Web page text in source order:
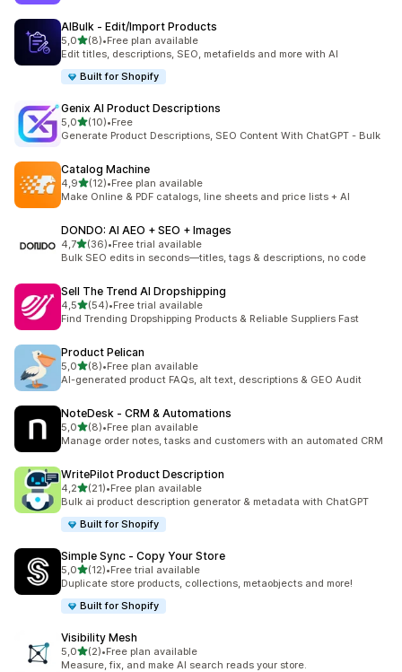
AIBulk ‑ Edit/Import Products
5,0z 5 hvězd
(8)
Celkový počet recenzí: 8
•Free plan available
Edit titles, descriptions, SEO, metafields and more with AI
Built for Shopify
Genix AI Product Descriptions
5,0z 5 hvězd
(10)
Celkový počet recenzí: 10
•Free
Generate Product Descriptions, SEO Content With ChatGPT - Bulk
Catalog Machine
4,9z 5 hvězd
(12)
Celkový počet recenzí: 12
•Free plan available
Make Online & PDF catalogs, line sheets and price lists + AI
DONDO: AI AEO + SEO + Images
4,7z 5 hvězd
(36)
Celkový počet recenzí: 36
•Free trial available
Bulk SEO edits in seconds—titles, tags & descriptions, no code
Sell The Trend AI Dropshipping
4,5z 5 hvězd
(54)
Celkový počet recenzí: 54
•Free trial available
Find Trending Dropshipping Products & Reliable Suppliers Fast
Product Pelican
5,0z 5 hvězd
(8)
Celkový počet recenzí: 8
•Free plan available
AI-generated product FAQs, alt text, descriptions & GEO Audit
NoteDesk ‑ CRM & Automations
5,0z 5 hvězd
(8)
Celkový počet recenzí: 8
•Free plan available
Manage order notes, tasks and customers with an automated CRM
WritePilot Product Description
4,2z 5 hvězd
(21)
Celkový počet recenzí: 21
•Free plan available
Bulk ai product description generator & metadata with ChatGPT
Built for Shopify
Simple Sync ‑ Copy Your Store
5,0z 5 hvězd
(12)
Celkový počet recenzí: 12
•Free trial available
Duplicate store products, collections, metaobjects and more!
Built for Shopify
Visibility Mesh
5,0z 5 hvězd
(2)
Celkový počet recenzí: 2
•Free plan available
Measure, fix, and make AI search reads your store.